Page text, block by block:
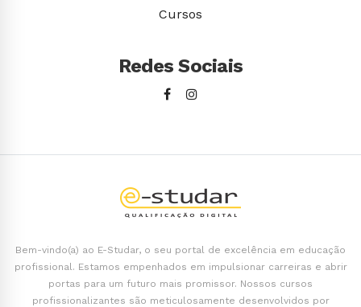
Cursos
Redes Sociais
Bem-vindo(a) ao E-Studar, o seu portal de excelência em educação
profissional. Estamos empenhados em impulsionar carreiras e abrir
portas para um futuro mais promissor. Nossos cursos
profissionalizantes são meticulosamente desenvolvidos por